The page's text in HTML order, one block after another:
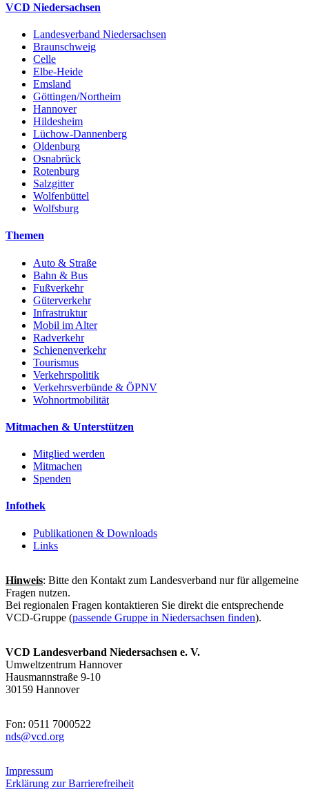
VCD Niedersachsen
Landesverband Niedersachsen
Braunschweig
Celle
Elbe-Heide
Emsland
Göttingen/Northeim
Hannover
Hildesheim
Lüchow-Dannenberg
Oldenburg
Osnabrück
Rotenburg
Salzgitter
Wolfenbüttel
Wolfsburg
Themen
Auto & Straße
Bahn & Bus
Fußverkehr
Güterverkehr
Infrastruktur
Mobil im Alter
Radverkehr
Schienenverkehr
Tourismus
Verkehrspolitik
Verkehrsverbünde & ÖPNV
Wohnortmobilität
Mitmachen & Unterstützen
Mitglied werden
Mitmachen
Spenden
Infothek
Publikationen & Downloads
Links
Hinweis: Bitte den Kontakt zum Landesverband nur für allgemeine
Fragen nutzen.
Bei regionalen Fragen kontaktieren Sie direkt die entsprechende
VCD-Gruppe (passende Gruppe in Niedersachsen finden).
VCD Landesverband Niedersachsen e. V.
Umweltzentrum Hannover
Hausmannstraße 9-10
30159 Hannover
Fon: 0511 7000522
nds@vcd.org
Impressum
Erklärung zur Barrierefreiheit